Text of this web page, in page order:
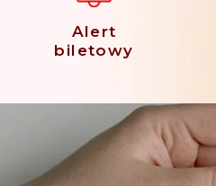
Alert
biletowy